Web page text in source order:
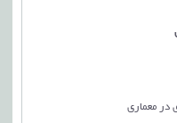
معماری